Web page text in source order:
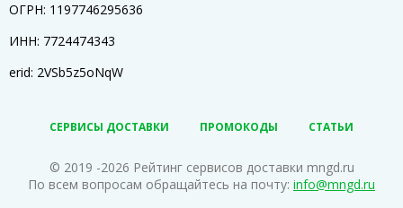
ОГРН: 1197746295636
ИНН: 7724474343
erid: 2VSb5z5oNqW
СЕРВИСЫ ДОСТАВКИ ПРОМОКОДЫ СТАТЬИ
© 2019 -2026 Рейтинг сервисов доставки mngd.ru
По всем вопросам обращайтесь на почту: info@mngd.ru